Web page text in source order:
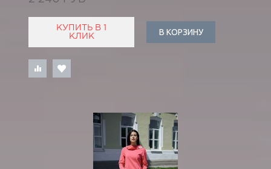
КУПИТЬ В 1
КЛИК
В КОРЗИНУ